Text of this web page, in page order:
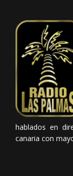
hablados en
canaria con